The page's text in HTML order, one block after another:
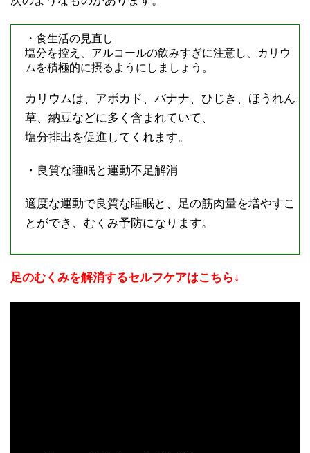
・食生活の見直し
塩分を控え、アルコールの飲みすぎに注意し、カリウ
ムを積極的に摂るようにしましょう。
カリウムは、アボカド、バナナ、ひじき、ほうれん
草、納豆などに多く含まれていて、
塩分排出を促進してくれます。
・良質な睡眠と運動不足解消
適度な運動で良質な睡眠と、足の筋肉量を増やすこ
とができ、むくみ予防になります。
足のむくみを解消するセルフケアはこちら↓